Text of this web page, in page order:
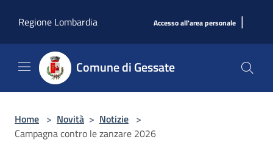
Regione Lombardia
Accesso all'area personale |
Comune di Gessate
Home > Novità > Notizie >
Campagna contro le zanzare 2026